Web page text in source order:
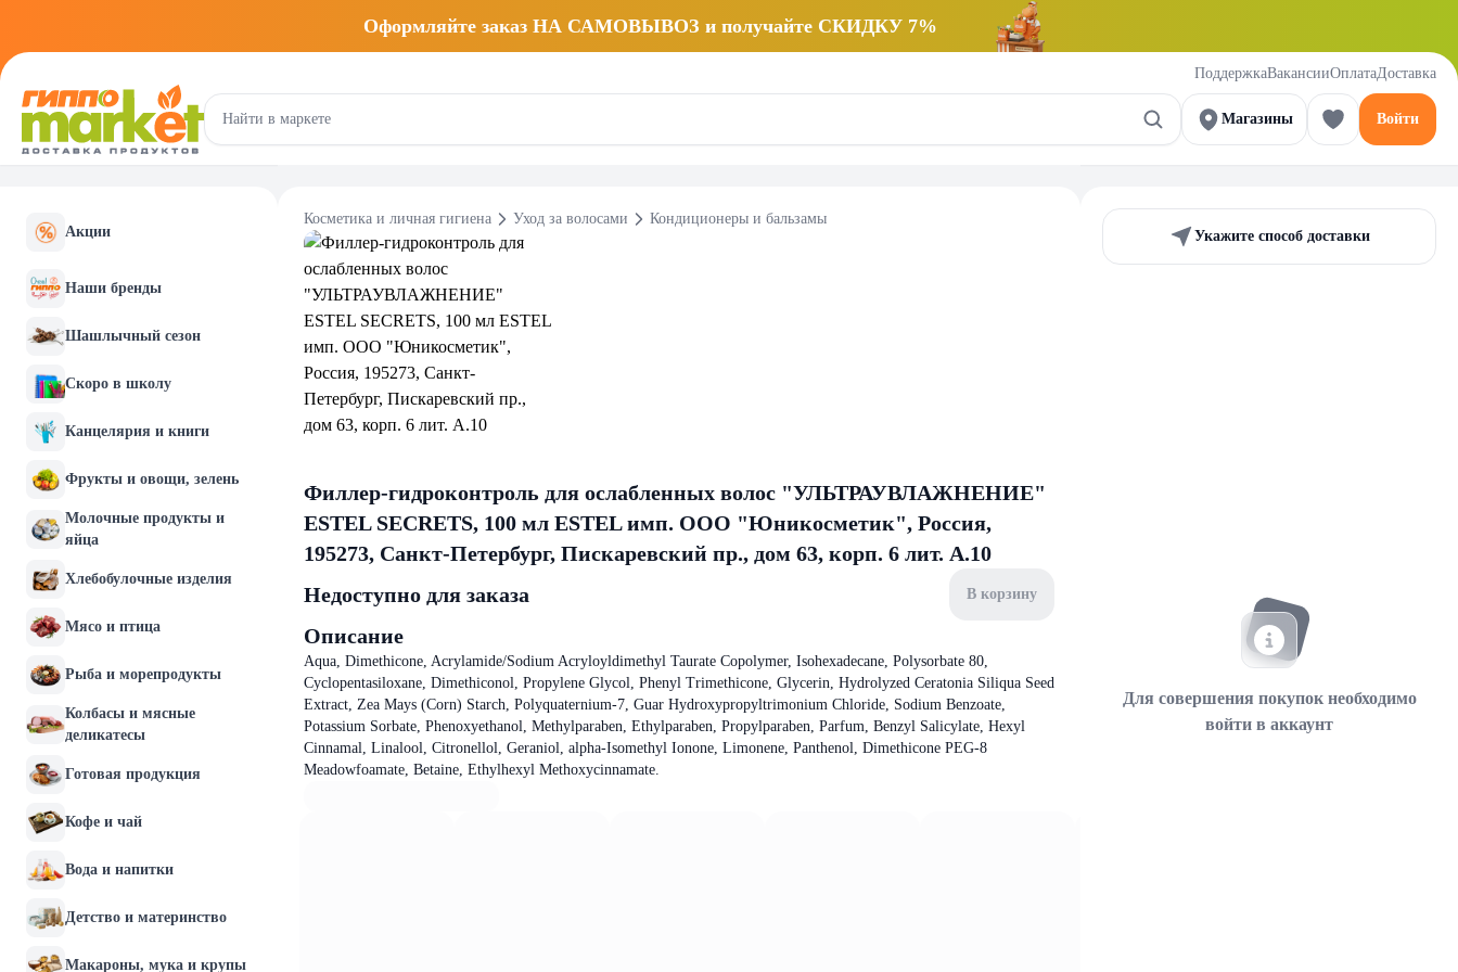
Оформляйте заказ НА САМОВЫВОЗ и получайте СКИДКУ 7%
ПоддержкаВакансииОплатаДоставка
Магазины Войти
Акции
Наши бренды
Шашлычный сезон
Скоро в школу
Канцелярия и книги
Фрукты и овощи, зелень
Молочные продукты и
яйца
Хлебобулочные изделия
Мясо и птица
Рыба и морепродукты
Колбасы и мясные
деликатесы
Готовая продукция
Кофе и чай
Вода и напитки
Детство и материнство
Макароны, мука и крупы
Косметика и личная гигиена Уход за волосами Кондиционеры и бальзамы
Филлер-гидроконтроль для ослабленных волос "УЛЬТРАУВЛАЖНЕНИЕ"
ESTEL SECRETS, 100 мл ESTEL имп. ООО "Юникосметик", Россия,
195273, Санкт-Петербург, Пискаревский пр., дом 63, корп. 6 лит. А.10
Недоступно для заказа
В корзину
Описание
Aqua, Dimethicone, Acrylamide/Sodium Acryloyldimethyl Taurate Copolymer, Isohexadecane, Polysorbate 80,
Cyclopentasiloxane, Dimethiconol, Propylene Glycol, Phenyl Trimethicone, Glycerin, Hydrolyzed Ceratonia Siliqua Seed
Extract, Zea Mays (Corn) Starch, Polyquaternium-7, Guar Hydroxypropyltrimonium Chloride, Sodium Benzoate,
Potassium Sorbate, Phenoxyethanol, Methylparaben, Ethylparaben, Propylparaben, Pаrfum, Benzyl Salicylate, Hexyl
Cinnamal, Linalool, Citronellol, Geraniol, alpha-Isomethyl Ionone, Limonene, Panthenol, Dimethicone PEG-8
Meadowfoamate, Betaine, Ethylhexyl Methoxycinnamate.
Укажите способ доставки
Для совершения покупок необходимо
войти в аккаунт